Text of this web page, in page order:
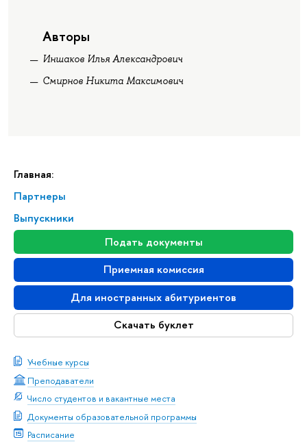
Главная:
Партнеры
Выпускники
Подать документы
Приемная комиссия
Для иностранных абитуриентов
Скачать буклет
Учебные курсы
Преподаватели
Число студентов и вакантные места
Документы образовательной программы
Расписание
Авторы
Иншаков Илья Александрович
Смирнов Никита Максимович